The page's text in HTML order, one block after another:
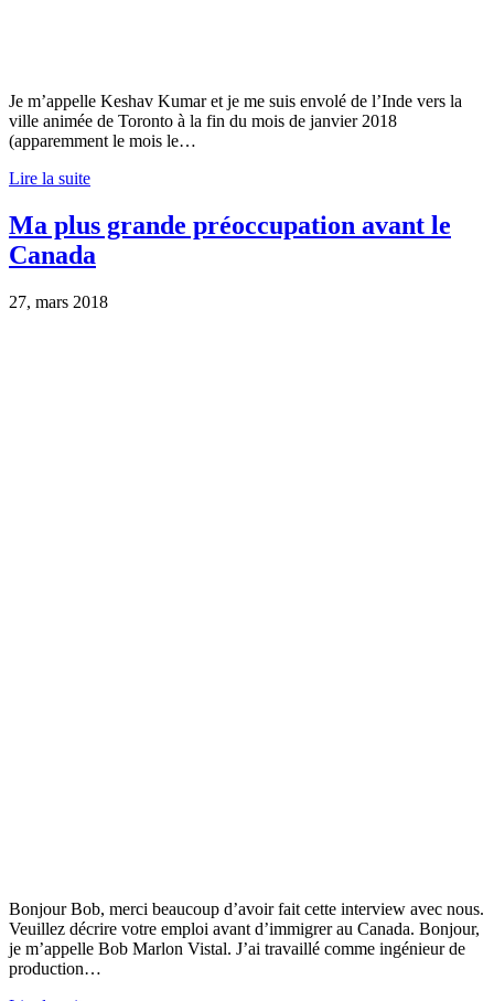
Je m’appelle Keshav Kumar et je me suis envolé de l’Inde vers la
ville animée de Toronto à la fin du mois de janvier 2018
(apparemment le mois le…
Lire la suite
Ma plus grande préoccupation avant le
Canada
27, mars 2018
Bonjour Bob, merci beaucoup d’avoir fait cette interview avec nous.
Veuillez décrire votre emploi avant d’immigrer au Canada. Bonjour,
je m’appelle Bob Marlon Vistal. J’ai travaillé comme ingénieur de
production…